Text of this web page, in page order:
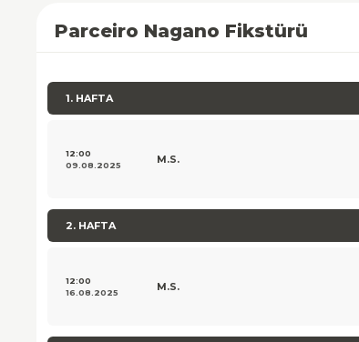
Parceiro Nagano Fikstürü
1. HAFTA
12:00
09.08.2025
M.S.
2. HAFTA
12:00
16.08.2025
M.S.